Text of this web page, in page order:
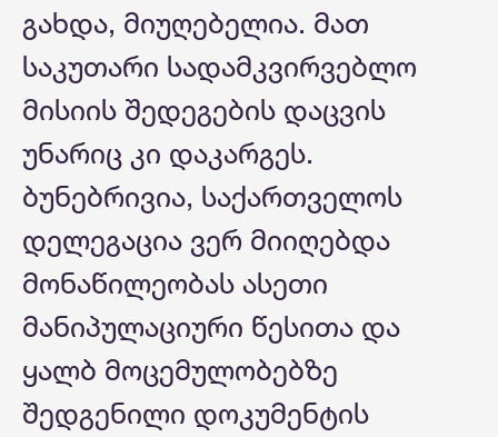
გახდა, მიუღებელია. მათ
საკუთარი სადამკვირვებლო
მისიის შედეგების დაცვის
უნარიც კი დაკარგეს.
ბუნებრივია, საქართველოს
დელეგაცია ვერ მიიღებდა
მონაწილეობას ასეთი
მანიპულაციური წესითა და
ყალბ მოცემულობებზე
შედგენილი დოკუმენტის